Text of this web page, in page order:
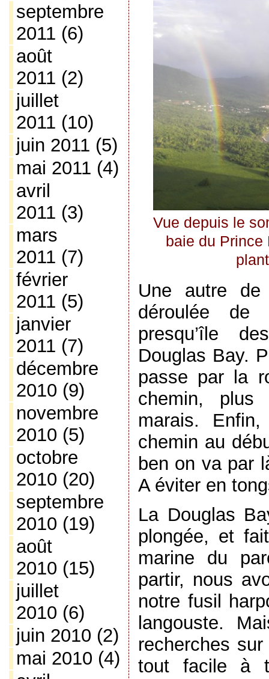
septembre
2011 (6)
août
2011 (2)
juillet
2011 (10)
juin 2011 (5)
mai 2011 (4)
avril
2011 (3)
mars
2011 (7)
février
2011 (5)
janvier
2011 (7)
décembre
2010 (9)
novembre
2010 (5)
octobre
2010 (20)
septembre
2010 (19)
août
2010 (15)
juillet
2010 (6)
juin 2010 (2)
mai 2010 (4)
Vue depuis le
baie du Prince
Une autre de
déroulée
presqu’île
Douglas Bay.
passe par la
chemin,
marais.
chemin au
ben on va par
A éviter en
La Douglas
plongée, et
marine du
partir, nous
notre fusil
langouste.
recherches
tout facile à